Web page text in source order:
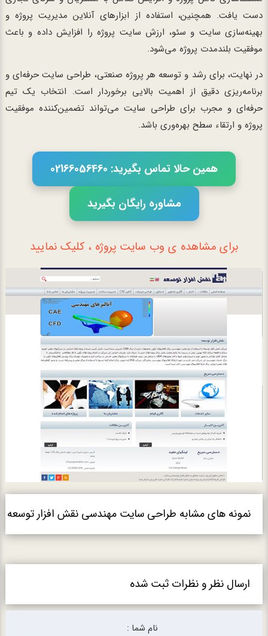
دست یافت. همچنین، استفاده از ابزارهای آنلاین مدیریت پروژه و
بهینه‌سازی سایت و سئو، ارزش سایت پروژه را افزایش داده و باعث
موفقیت بلندمدت پروژه می‌شود.
در نهایت، برای رشد و توسعه هر پروژه صنعتی، طراحی سایت حرفه‌ای و
برنامه‌ریزی دقیق از اهمیت بالایی برخوردار است. انتخاب یک تیم
حرفه‌ای و مجرب برای طراحی سایت می‌تواند تضمین‌کننده موفقیت
پروژه و ارتقاء سطح بهره‌وری باشد.
همین حالا تماس بگیرید: 02166056460
مشاوره رایگان بگیرید
برای مشاهده ی وب سایت پروژه ، کلیک نمایید
نمونه های مشابه طراحی سایت مهندسی نقش افزار توسعه
ارسال نظر و نظرات ثبت شده
نام شما :